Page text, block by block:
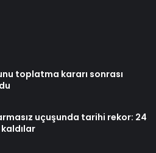
toplatma kararı sonrası
uçuşunda tarihi rekor: 24